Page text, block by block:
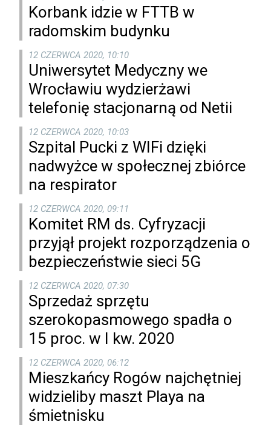
Korbank idzie w FTTB w
radomskim budynku
12 CZERWCA 2020, 10:10
Uniwersytet Medyczny we
Wrocławiu wydzierżawi
telefonię stacjonarną od Netii
12 CZERWCA 2020, 10:03
Szpital Pucki z WIFi dzięki
nadwyżce w społecznej zbiórce
na respirator
12 CZERWCA 2020, 09:11
Komitet RM ds. Cyfryzacji
przyjął projekt rozporządzenia o
bezpieczeństwie sieci 5G
12 CZERWCA 2020, 07:30
Sprzedaż sprzętu
szerokopasmowego spadła o
15 proc. w I kw. 2020
12 CZERWCA 2020, 06:12
Mieszkańcy Rogów najchętniej
widzieliby maszt Playa na
śmietnisku